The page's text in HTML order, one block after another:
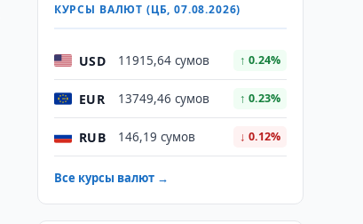
КУРСЫ ВАЛЮТ (ЦБ, 07.08.2026)
USD 11915,64 сумов ↑ 0.24%
EUR 13749,46 сумов ↑ 0.23%
RUB 146,19 сумов ↓ 0.12%
Все курсы валют →